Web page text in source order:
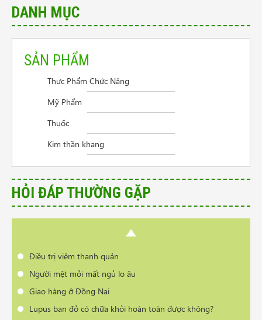
DANH MỤC
SẢN PHẨM
Thực Phẩm Chức Năng
Mỹ Phẩm
Thuốc
Kim thần khang
HỎI ĐÁP THƯỜNG GẶP
Cần tư vấn sản phẩm trị vẩy nến da đầu
Điều trị viêm thanh quản
Người mệt mỏi mất ngủ lo âu
Giao hàng ở Đồng Nai
Lupus ban đỏ có chữa khỏi hoàn toàn được không?
Làm cách nào để nang tuyến giáp nhỏ lại
Làm sạch mụn da bằng cách nào nhanh nhất
Có phải bị thoái hóa cột sống khi đổi thời tiết?
Cần tư vấn sản phẩm trị vẩy nến da đầu
Điều trị viêm thanh quản
Người mệt mỏi mất ngủ lo âu
Giao hàng ở Đồng Nai
Lupus ban đỏ có chữa khỏi hoàn toàn được không?